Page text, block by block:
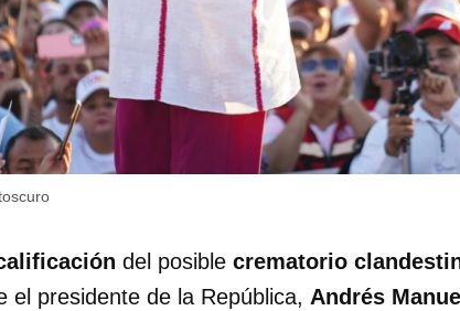
del posible crematorio
el presidente de la República, Andrés